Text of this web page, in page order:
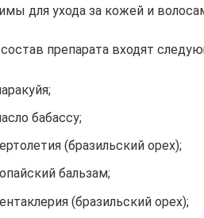
для ухода за кожей и
препарата входят
бабассу;
(бразильский орех);
бальзам;
(бразильский орех);